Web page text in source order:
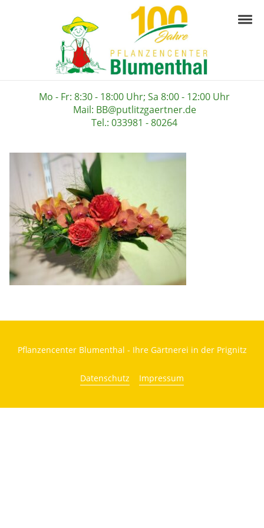
Pflanzencenter
Ihre Gärtnerei in der Prignitz
Mo - Fr: 8:30 - 18:00 Uhr; Sa 8:00 - 12:00 Uhr
Mail: BB@putlitzgaertner.de
Tel.: 033981 - 80264
Pflanzencenter Blumenthal - Ihre Gärtnerei in der Prignitz
Datenschutz Impressum